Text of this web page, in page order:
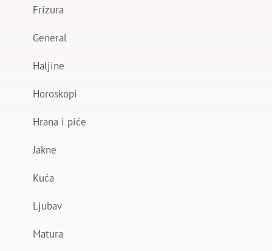
Frizura
General
Haljine
Horoskopi
Hrana i piće
Jakne
Kuća
Ljubav
Matura